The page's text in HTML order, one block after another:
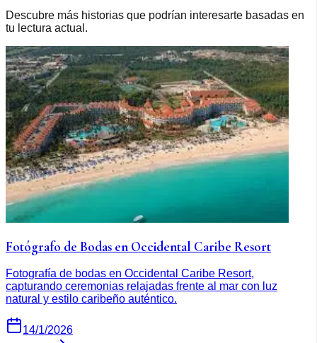
Descubre más historias que podrían interesarte basadas en
tu lectura actual.
Fotógrafo de Bodas en Occidental Caribe Resort
Fotografía de bodas en Occidental Caribe Resort,
capturando ceremonias relajadas frente al mar con luz
natural y estilo caribeño auténtico.
14/1/2026